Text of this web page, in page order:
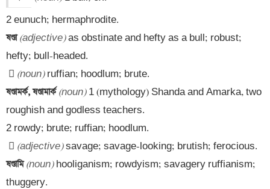
ষণ্ডা (adjective) as obstinate and hefty as a bull; robust;
 (noun)
ষণ্ডামর্ক, ষণ্ডামার্ক (noun) 1 (mythology) Shanda and Amarka, two
roughish and godless teachers.
 (adjective)
ষণ্ডামি (noun) hooliganism; rowdyism; savagery ruffianism;
thuggery.